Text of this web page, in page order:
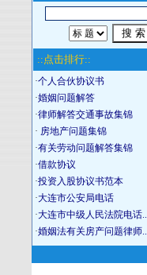
::点击排行::
·个人合伙协议书
·婚姻问题解答
·律师解答交通事故集锦
· 房地产问题集锦
·有关劳动问题解答集锦
·借款协议
·投资入股协议书范本
·大连市公安局电话
·大连市中级人民法院电话..
·婚姻法有关房产问题律师..